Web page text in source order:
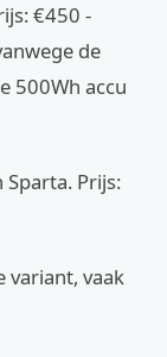
€450 -
de
500Wh accu
Sparta. Prijs:
variant, vaak